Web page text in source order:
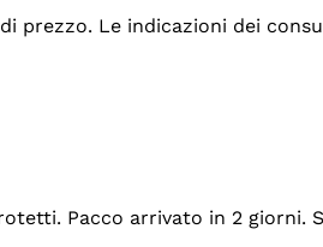
Le indicazioni dei
Pacco arrivato in 2 giorni.